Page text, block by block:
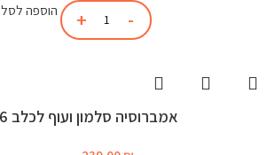
הוספה לסל
אמברוסיה סלמון ועוף לכלב 6 ק"ג